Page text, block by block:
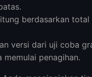
berdasarkan
versi dari uji coba
penagihan.